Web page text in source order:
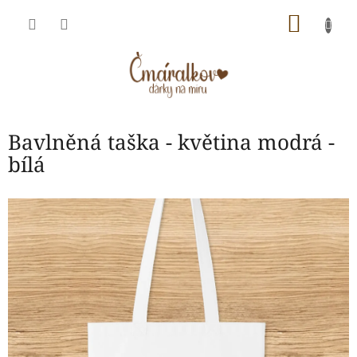
Bavlněná taška - květina modrá -
bílá